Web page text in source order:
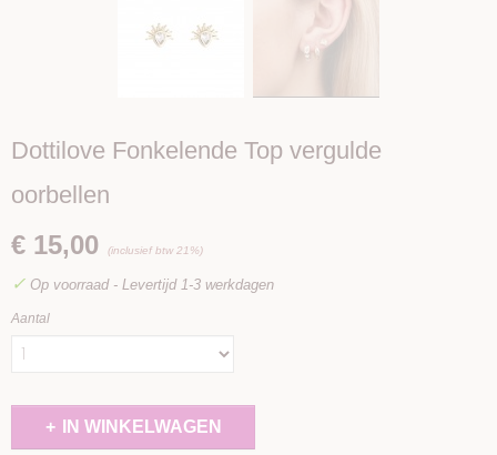
Dottilove Fonkelende Top vergulde
oorbellen
€ 15,00 (inclusief btw 21%)
✓ Op voorraad - Levertijd 1-3 werkdagen
Aantal
IN WINKELWAGEN